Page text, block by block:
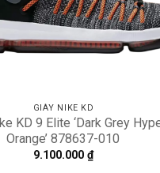
GIÀY NIKE KD
KD 9 Elite ‘Dark Grey
Orange’ 878637-010
9.100.000 ₫